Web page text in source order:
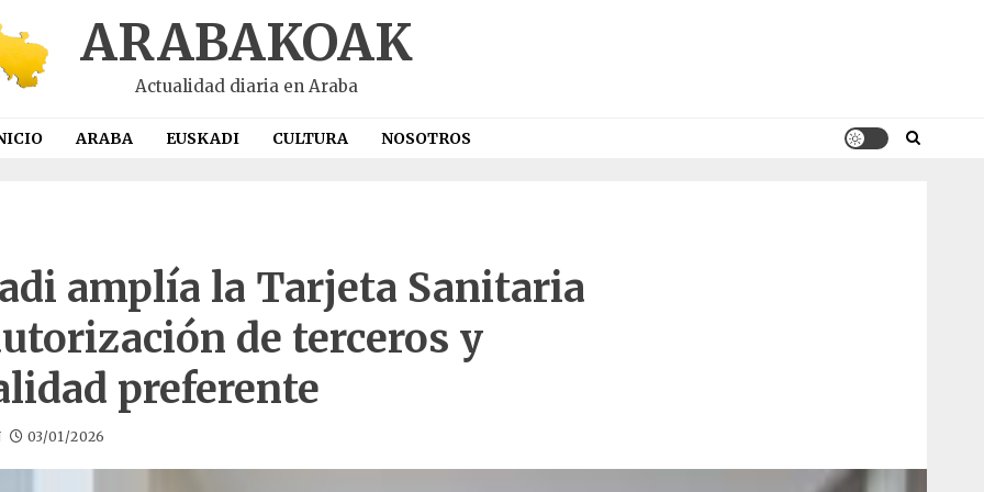
ARABAKOAK
Actualidad diaria en Araba
ARABA EUSKADI CULTURA NOSOTROS
amplía la Tarjeta Sanitaria
de terceros y
preferente
03/01/2026